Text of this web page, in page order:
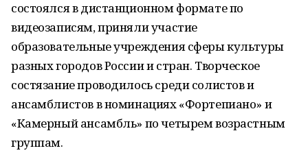
состоялся в дистанционном формате по
видеозаписям, приняли участие
образовательные учреждения сферы культуры
разных городов России и стран. Творческое
состязание проводилось среди солистов и
ансамблистов в номинациях «Фортепиано» и
«Камерный ансамбль» по четырем возрастным
группам.